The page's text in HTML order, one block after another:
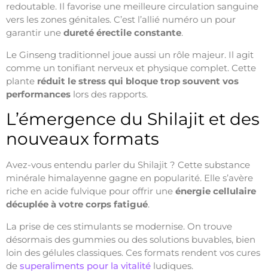
redoutable. Il favorise une meilleure circulation sanguine
vers les zones génitales. C’est l’allié numéro un pour
garantir une dureté érectile constante.
Le Ginseng traditionnel joue aussi un rôle majeur. Il agit
comme un tonifiant nerveux et physique complet. Cette
plante réduit le stress qui bloque trop souvent vos
performances lors des rapports.
L’émergence du Shilajit et des
nouveaux formats
Avez-vous entendu parler du Shilajit ? Cette substance
minérale himalayenne gagne en popularité. Elle s’avère
riche en acide fulvique pour offrir une énergie cellulaire
décuplée à votre corps fatigué.
La prise de ces stimulants se modernise. On trouve
désormais des gummies ou des solutions buvables, bien
loin des gélules classiques. Ces formats rendent vos cures
de superaliments pour la vitalité ludiques.